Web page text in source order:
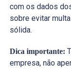
com os dados
sobre evitar
sólida.
Dica importante:
empresa, não